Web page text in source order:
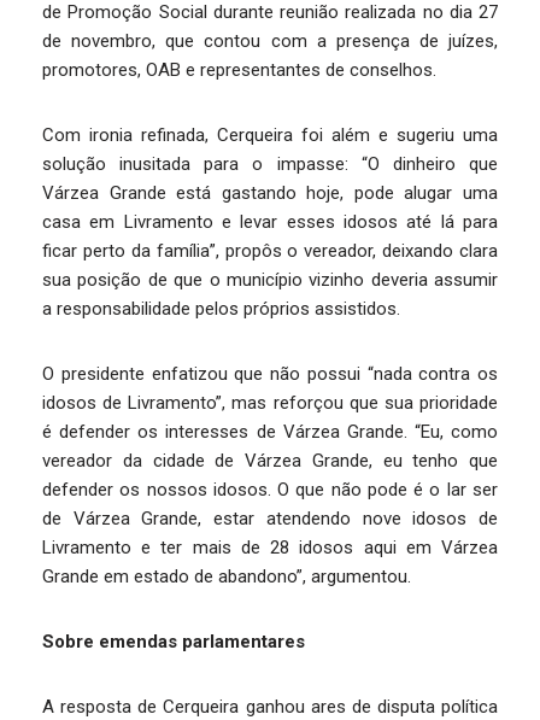
de Promoção Social durante reunião realizada no dia 27
de novembro, que contou com a presença de juízes,
promotores, OAB e representantes de conselhos.
Com ironia refinada, Cerqueira foi além e sugeriu uma
solução inusitada para o impasse: “O dinheiro que
Várzea Grande está gastando hoje, pode alugar uma
casa em Livramento e levar esses idosos até lá para
ficar perto da família”, propôs o vereador, deixando clara
sua posição de que o município vizinho deveria assumir
a responsabilidade pelos próprios assistidos.
O presidente enfatizou que não possui “nada contra os
idosos de Livramento”, mas reforçou que sua prioridade
é defender os interesses de Várzea Grande. “Eu, como
vereador da cidade de Várzea Grande, eu tenho que
defender os nossos idosos. O que não pode é o lar ser
de Várzea Grande, estar atendendo nove idosos de
Livramento e ter mais de 28 idosos aqui em Várzea
Grande em estado de abandono”, argumentou.
Sobre emendas parlamentares
A resposta de Cerqueira ganhou ares de disputa política